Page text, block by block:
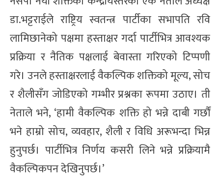
डा.भट्टराईले राष्ट्रिय स्वतन्त्र पार्टीका सभापति रवि
लामिछानेको पक्षमा हस्ताक्षर गर्दा पार्टीभित्र आवश्यक
प्रक्रिया र नैतिक पक्षलाई बेवास्ता गरिएको टिप्पणी
गरे। उनले हस्ताक्षरलाई वैकल्पिक शक्तिको मूल्य, सोच
र शैलीसँग जोडिएको गम्भीर प्रश्नका रूपमा उठाए। ती
नेताले भने, ‘हामी वैकल्पिक शक्ति हो भन्ने दाबी गर्छौं
भने हाम्रो सोच, व्यवहार, शैली र विधि अरूभन्दा भिन्न
हुनुपर्छ। पार्टीभित्र निर्णय कसरी लिने भन्ने प्रक्रियामै
वैकल्पिकपन देखिनुपर्छ।’